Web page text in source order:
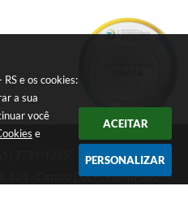
e os cookies:
a sua
você
e
ACEITAR
PERSONALIZAR
324 - Centro | CEP: 96640-000